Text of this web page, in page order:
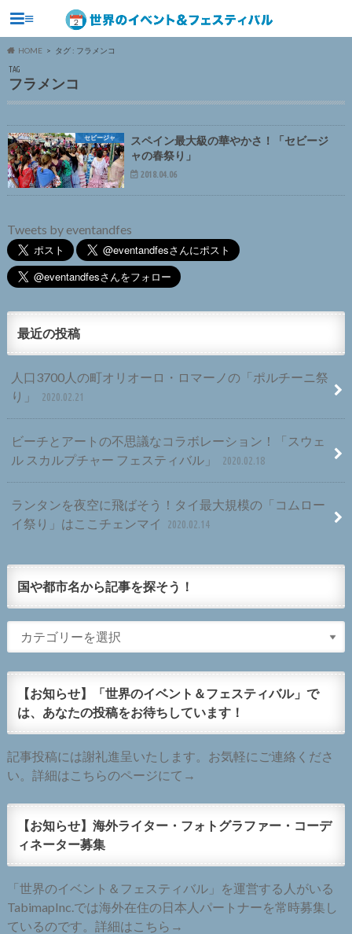
≡
HOME タグ : フラメンコ
TAG
フラメンコ
セビージャ
スペイン最大級の華やかさ！「セビージ
ャの春祭り」
2018.04.06
Tweets by eventandfes
最近の投稿
人口3700人の町オリオーロ・ロマーノの「ポルチーニ祭
り」
2020.02.21
ビーチとアートの不思議なコラボレーション！「スウェ
ル スカルプチャー フェスティバル」
2020.02.18
ランタンを夜空に飛ばそう！タイ最大規模の「コムロー
イ祭り」はここチェンマイ
2020.02.14
国や都市名から記事を探そう！
【お知らせ】「世界のイベント＆フェスティバル」で
は、あなたの投稿をお待ちしています！
記事投稿には謝礼進呈いたします。お気軽にご連絡くださ
い。詳細はこちらのページにて→
【お知らせ】海外ライター・フォトグラファー・コーデ
ィネーター募集
「世界のイベント＆フェスティバル」を運営する人がいる
TabimapInc.では海外在住の日本人パートナーを常時募集し
ているのです。詳細はこちら→